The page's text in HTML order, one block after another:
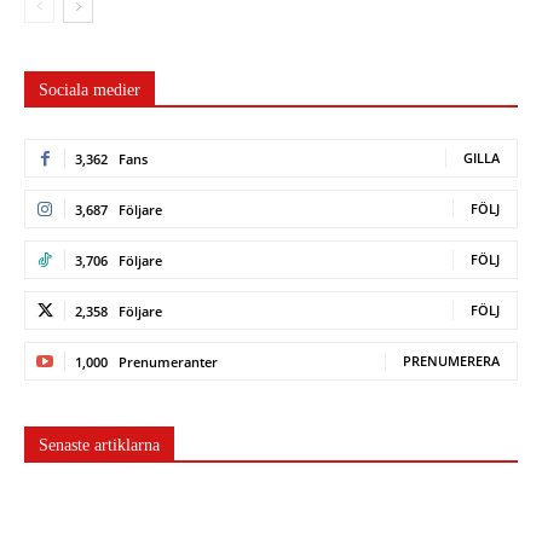
Sociala medier
3,362 Fans GILLA
3,687 Följare FÖLJ
3,706 Följare FÖLJ
2,358 Följare FÖLJ
1,000 Prenumeranter PRENUMERERA
Senaste artiklarna